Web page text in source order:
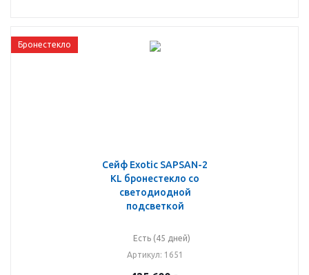
Бронестекло
Сейф Exotic SAPSAN-2
KL бронестекло со
светодиодной
подсветкой
Есть (45 дней)
Артикул: 1651